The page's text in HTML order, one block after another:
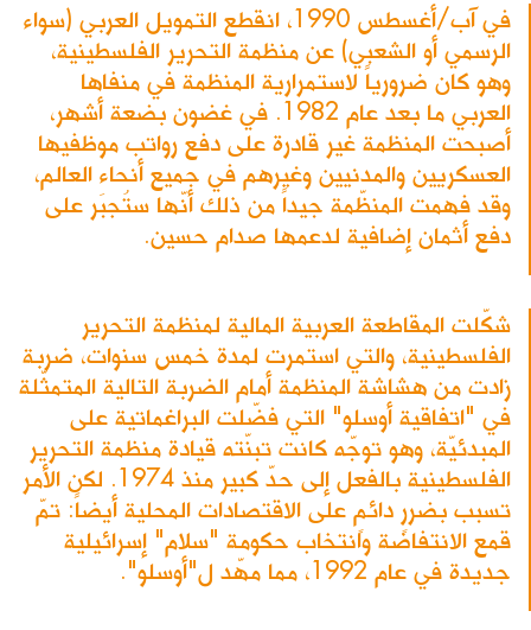
في آب/أغسطس 1990، انقطع التمويل العربي (سواء
الرسمي أو الشعبي) عن منظمة التحرير الفلسطينية،
وهو كان ضرورياً لاستمرارية المنظمة في منفاها
العربي ما بعد عام 1982. في غضون بضعة أشهر،
أصبحت المنظمة غير قادرة على دفع رواتب موظفيها
العسكريين والمدنيين وغيرهم في جميع أنحاء العالم،
وقد فهمت المنظّمة جيداً من ذلك أنّها ستُجبَر على
دفع أثمان إضافية لدعمها صدام حسين.
شكّلت المقاطعة العربية المالية لمنظمة التحرير
الفلسطينية، والتي استمرت لمدة خمس سنوات، ضربة
زادت من هشاشة المنظمة أمام الضربة التالية المتمثّلة
في "اتفاقية أوسلو" التي فضّلت البراغماتية على
المبدئيّة، وهو توجّه كانت تبنّته قيادة منظمة التحرير
الفلسطينية بالفعل إلى حدّ كبير منذ 1974. لكن الأمر
تسبب بضررٍ دائمٍ على الاقتصادات المحلية أيضاً: تمّ
قمع الانتفاضة وانتخاب حكومة "سلام" إسرائيلية
جديدة في عام 1992، مما مهّد ل"أوسلو".